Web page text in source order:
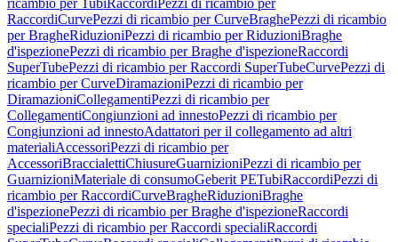
ricambio per TubiRaccordiPezzi di ricambio per
RaccordiCurvePezzi di ricambio per CurveBraghePezzi di ricambio
per BragheRiduzioniPezzi di ricambio per RiduzioniBraghe
d'ispezionePezzi di ricambio per Braghe d'ispezioneRaccordi
SuperTubePezzi di ricambio per Raccordi SuperTubeCurvePezzi di
ricambio per CurveDiramazioniPezzi di ricambio per
DiramazioniCollegamentiPezzi di ricambio per
CollegamentiCongiunzioni ad innestoPezzi di ricambio per
Congiunzioni ad innestoAdattatori per il collegamento ad altri
materialiAccessoriPezzi di ricambio per
AccessoriBraccialettiChiusureGuarnizioniPezzi di ricambio per
GuarnizioniMateriale di consumoGeberit PETubiRaccordiPezzi di
ricambio per RaccordiCurveBragheRiduzioniBraghe
d'ispezionePezzi di ricambio per Braghe d'ispezioneRaccordi
specialiPezzi di ricambio per Raccordi specialiRaccordi